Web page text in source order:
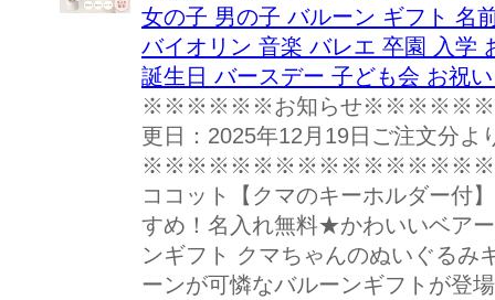
女の子 男の子 バルーン ギフト 名
バイオリン 音楽 バレエ 卒園 入学
誕生日 バースデー 子ども会 お祝
※※※※※※お知らせ※※※※※※
更日：2025年12月19日ご注文分よ
※※※※※※※※※※※※※※※※※ 商
ココット【クマのキーホルダー付
すめ！名入れ無料★かわいいベア
ンギフト クマちゃんのぬいぐるみ
ーンが可憐なバルーンギフトが登